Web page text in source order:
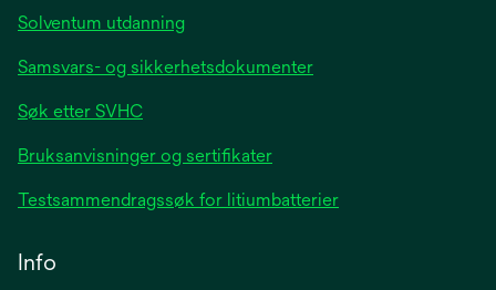
Solventum utdanning
Samsvars- og sikkerhetsdokumenter
Søk etter SVHC
Bruksanvisninger og sertifikater
Testsammendragssøk for litiumbatterier
Info